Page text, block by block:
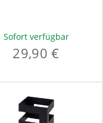
Sofort verfügbar
29,90 €